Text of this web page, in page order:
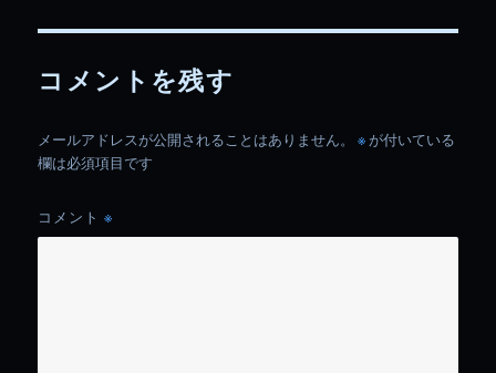
コメントを残す
メールアドレスが公開されることはありません。 ※が付いている
欄は必須項目です
コメント※